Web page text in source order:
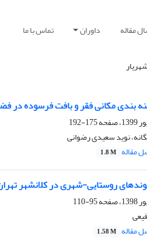
مقاله داوران تماس با ما
بندی مکانی فقر و بافت فرسوده در
175-192
نوید سعیدی رضوانی
مقاله 1.8 M
روستایی-شهری در کلانشهر
95-110
مقاله 1.58 M